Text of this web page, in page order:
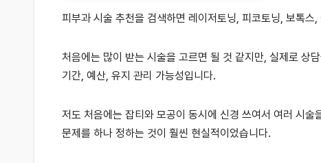
피부과 시술 추천을 검색하면 레이저토닝, 피코토닝, 보톡
처음에는 많이 받는 시술을 고르면 될 것 같지만, 실제로 상
기간, 예산, 유지 관리 가능성입니다.
저도 처음에는 잡티와 모공이 동시에 신경 쓰여서 여러 시
문제를 하나 정하는 것이 훨씬 현실적이었습니다.